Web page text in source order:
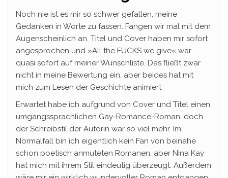
Noch nie ist es mir so schwer gefallen, meine
Gedanken in Worte zu fassen. Fangen wir mal mit dem
Augenscheinlich an. Titel und Cover haben mir sofort
angesprochen und »All the FUCKS we give« war
quasi sofort auf meiner Wunschliste. Das fließt zwar
nicht in meine Bewertung ein, aber beides hat mit
mich zum Lesen der Geschichte animiert.
Erwartet habe ich aufgrund von Cover und Titel einen
umgangssprachlichen Gay-Romance-Roman, doch
der Schreibstil der Autorin war so viel mehr. Im
Normalfall bin ich eigentlich kein Fan von beinahe
schon poetisch anmuteten Romanen, aber Nina Kay
hat mich mit ihrem Stil eindeutig überzeugt. Außerdem